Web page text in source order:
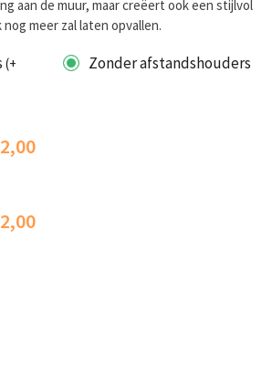
aan de muur, maar creëert ook een stijlvol
meer zal laten opvallen.
(+
Zonder afstandshouders